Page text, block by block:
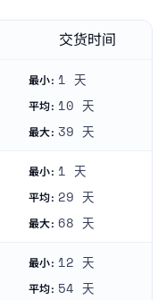
交货时间
最小: 1 天
平均: 10 天
最大: 39 天
最小: 1 天
平均: 29 天
最大: 68 天
最小: 12 天
平均: 54 天